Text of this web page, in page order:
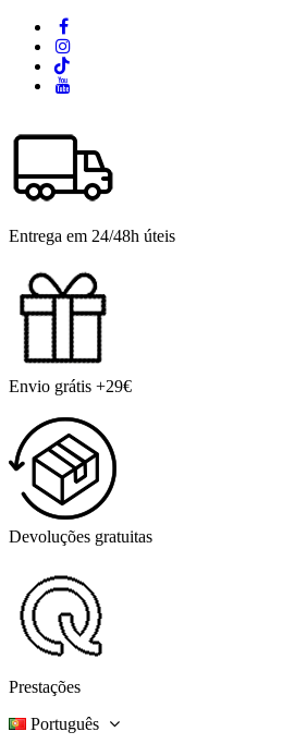
Entrega em 24/48h úteis
Envio grátis +29€
Devoluções gratuitas
Prestações
Português